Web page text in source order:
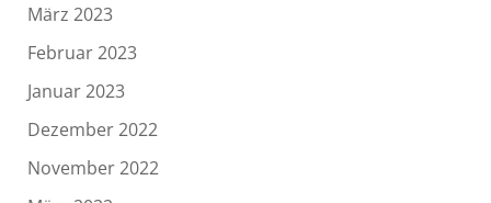
März 2023
Februar 2023
Januar 2023
Dezember 2022
November 2022